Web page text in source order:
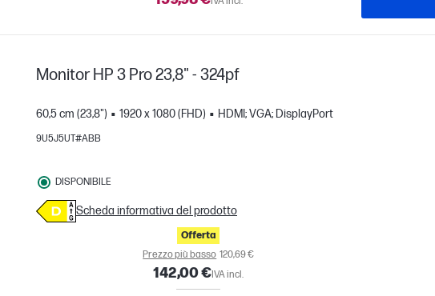
Monitor HP 3 Pro 23,8" - 324pf
60,5 cm (23,8") 1920 x 1080 (FHD) HDMI; VGA; DisplayPort
9U5J5UT#ABB
DISPONIBILE
Scheda informativa del prodotto
Offerta
Prezzo più basso 120,69 €
142,00 €IVA incl.